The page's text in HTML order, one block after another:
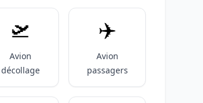
🛫
Avion
décollage
✈️
Avion
passagers